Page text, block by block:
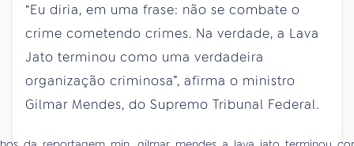
“Eu diria, em uma frase: não se combate o
crime cometendo crimes. Na verdade, a Lava
Jato terminou como uma verdadeira
organização criminosa”, afirma o ministro
Gilmar Mendes, do Supremo Tribunal Federal.